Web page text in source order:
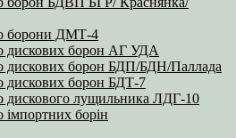
борони ДМТ-4
дискових борон АГ УДА
дискових борон БДП/БДН/Паллада
дискових борон БДТ-7
дискового лущильника ЛДГ-10
імпортних борін